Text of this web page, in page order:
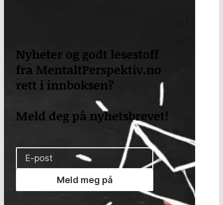
Nyheter og godt lesestoff
fra MentaltPerspektiv.no
rett i innboksen?
Meld deg på nyhetsbrevet!
Meld meg på